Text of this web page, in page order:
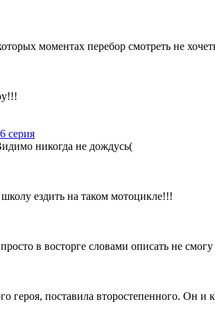
моментах перебор смотреть не
серия
никогда не дождусь(
ездить на таком мотоцикле!!!
в восторге словами описать не смогу
героя, поставила второстепенного. Он и